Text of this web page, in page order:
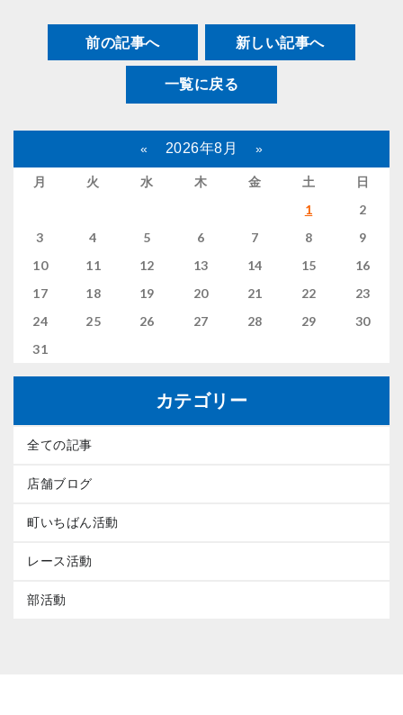
前の記事へ 新しい記事へ
一覧に戻る
« 2026年8月 »
月 火 水 木 金 土
日
1
2
3
4 5 6 7 8
9
10
11 12 13 14 15
16
17
18 19 20 21 22
23
24
25 26 27 28 29
30
31
カテゴリー
全ての記事
店舗ブログ
町いちばん活動
レース活動
部活動